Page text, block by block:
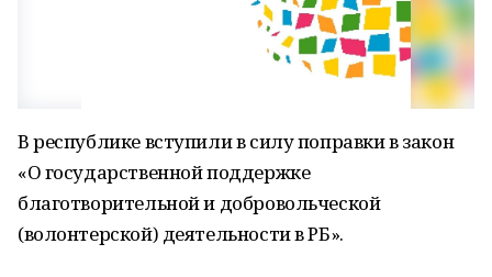
В республике вступили в силу поправки в закон
«О государственной поддержке
благотворительной и добровольческой
(волонтерской) деятельности в РБ».